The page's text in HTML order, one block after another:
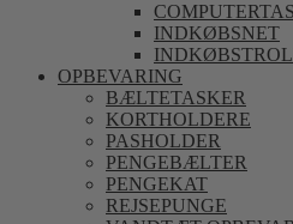
INDKØBSNET
OPBEVARING
BÆLTETASKER
KORTHOLDERE
PASHOLDER
PENGEBÆLTER
PENGEKAT
REJSEPUNGE